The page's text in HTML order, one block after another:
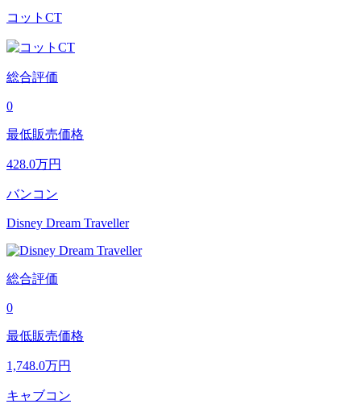
コットCT
総合評価
0
最低販売価格
428.0万円
バンコン
Disney Dream Traveller
総合評価
0
最低販売価格
1,748.0万円
キャブコン